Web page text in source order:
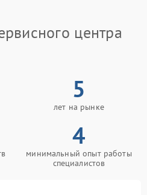
центра
5
лет на рынке
4
минимальный опыт работы
специалистов